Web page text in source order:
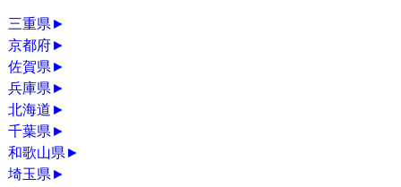
三重県►
京都府►
佐賀県►
兵庫県►
北海道 ►
千葉県►
和歌山県►
埼玉県►